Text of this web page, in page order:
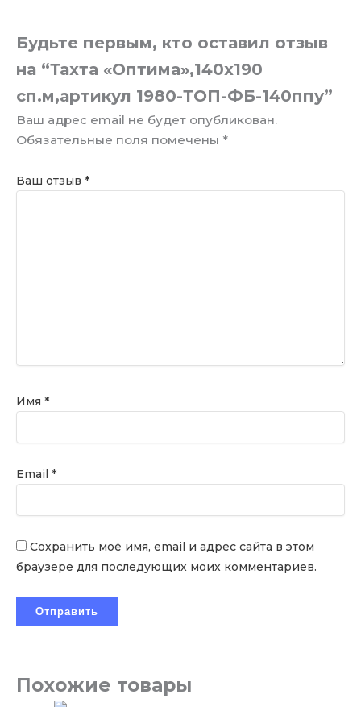
Будьте первым, кто оставил отзыв
на “Тахта «Оптима»,140х190
сп.м,артикул 1980-ТОП-ФБ-140ппу”
Ваш адрес email не будет опубликован.
Обязательные поля помечены *
Ваш отзыв *
Имя *
Email *
Сохранить моё имя, email и адрес сайта в этом
браузере для последующих моих комментариев.
Похожие товары